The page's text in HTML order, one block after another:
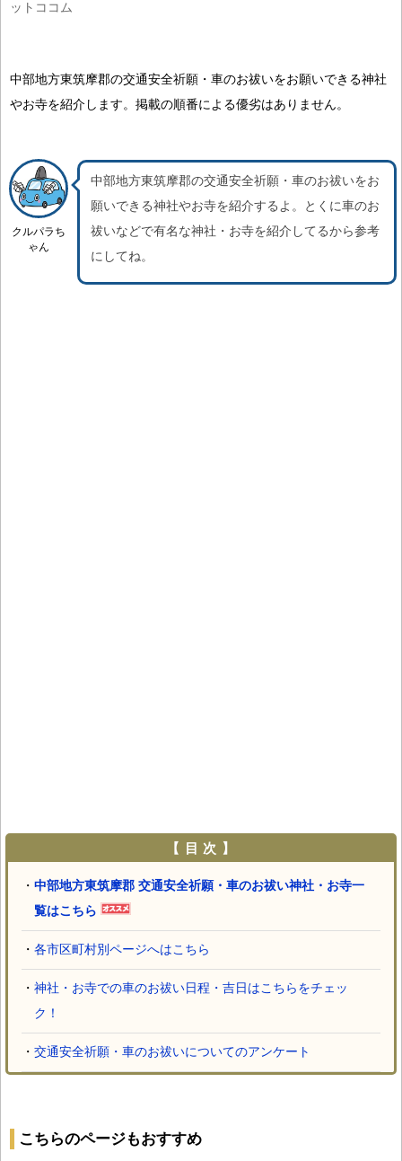
ットココム
中部地方東筑摩郡の交通安全祈願・車のお祓いをお願いできる神社
やお寺を紹介します。掲載の順番による優劣はありません。
クルパラち
ゃん
中部地方東筑摩郡の交通安全祈願・車のお祓いをお
願いできる神社やお寺を紹介するよ。
とくに車のお
祓いなどで有名な神社・お寺を紹介 してるから参考
にしてね。
【 目 次 】
・ 中部地方東筑摩郡 交通安全祈願・車のお祓い神社・お寺一
覧はこちら
・ 各市区町村別ページへはこちら
・ 神社・お寺での車のお祓い日程・吉日はこちらをチェッ
ク！
・ 交通安全祈願・車のお祓いについてのアンケート
こちらのページもおすすめ